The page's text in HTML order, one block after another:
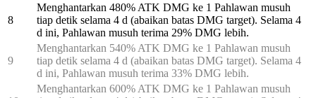
8
Menghantarkan 480% ATK DMG ke 1 Pahlawan musuh
tiap detik selama 4 d (abaikan batas DMG target). Selama 4
d ini, Pahlawan musuh terima 29% DMG lebih.
9
Menghantarkan 540% ATK DMG ke 1 Pahlawan musuh
tiap detik selama 4 d (abaikan batas DMG target). Selama 4
d ini, Pahlawan musuh terima 33% DMG lebih.
Menghantarkan 600% ATK DMG ke 1 Pahlawan musuh